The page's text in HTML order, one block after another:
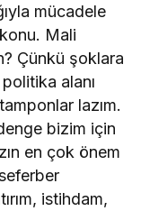
mücadele
Mali
Çünkü şoklara
alanı
lazım.
bizim için
en çok önem
istihdam,